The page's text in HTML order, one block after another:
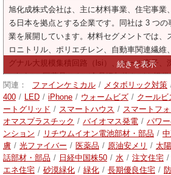
旭化成株式会社は、主に材料事業、住宅事業
る日本を拠点とする企業です。同社は 3 つ
業を展開しています。材料セグメントでは、
ロニトリル、ポリエチレン、自動車関連繊維
グナル大規模集積回路（lsi）、ホール素子、
（led）、医薬品および食品添加物などを提
は、建築請負、リフォーム等の住宅関連事業
（alc）、断熱材等を提供しております。ヘ
血液透析・成分除去関連機器、ウイルス除去
製品などを提供しています。また、プラント
ンジニアリング、各種研究・情報提供事業、
行っております。
関連： ファインケミカル / メタボリック対策
400 / LED / iPhone / ウォームビズ / クールビ
ートグリッド / スマートハウス / スマートフ
オマスプラスチック / バイオマス発電 / パワ
ンション / リチウムイオン電池部材・部品 /
膚 / 光ファイバー / 医薬品 / 原油安メリ / 太
話部材・部品 / 日経中国株50 / 水 / 注文住宅 /
エネ住宅 / 砂漠緑化 / 緑化 / 長期優良住宅 /